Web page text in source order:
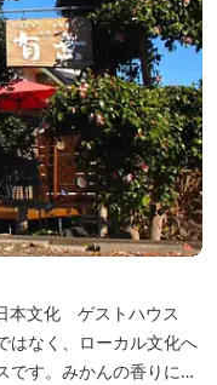
本文化 ゲストハウス
はなく、ローカル文化へ
す。みかんの香りに包